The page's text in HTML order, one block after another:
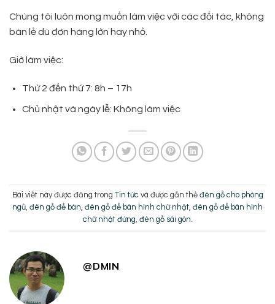
Chúng tôi luôn mong muốn làm việc với các đối tác, không
bán lẻ dù đơn hàng lớn hay nhỏ.
Giờ làm việc:
Thứ 2 đến thứ 7: 8h – 17h
Chủ nhật và ngày lễ: Không làm việc
Bài viết này được đăng trong Tin tức và được gắn thẻ đèn gỗ cho phòng
ngủ, đèn gỗ để bàn, đèn gỗ để bàn hình chữ nhật, đèn gỗ để bàn hình
chữ nhật đứng, đèn gỗ sài gòn.
@DMIN